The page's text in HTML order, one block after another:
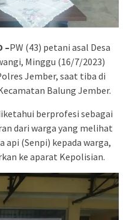
–PW (43) petani asal Desa
Minggu (16/7/2023)
Jember, saat tiba di
Balung Jember.
berprofesi sebagai
dari warga yang melihat
api (Senpi) kepada warga,
ke aparat Kepolisian.